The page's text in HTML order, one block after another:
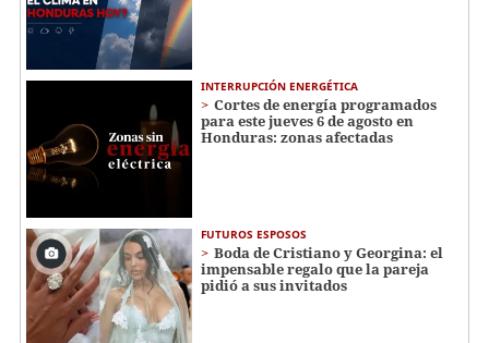
INTERRUPCIÓN ENERGÉTICA
Cortes de energía programados
para este jueves 6 de agosto en
Honduras: zonas afectadas
FUTUROS ESPOSOS
Boda de Cristiano y Georgina: el
impensable regalo que la pareja
pidió a sus invitados